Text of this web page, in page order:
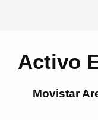
Activo
Movistar